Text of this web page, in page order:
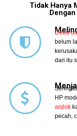
Tidak Hanya
Debu
belum
dari itu
HP
anjlok
pecah,